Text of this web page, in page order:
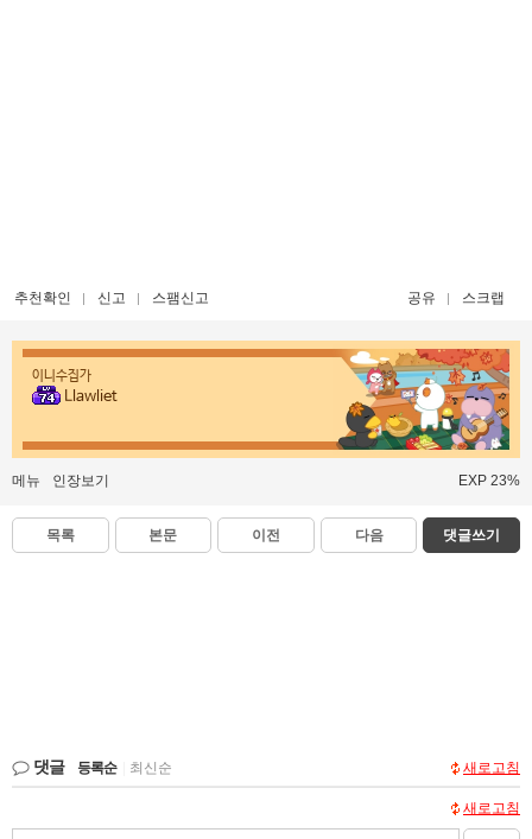
추천확인 신고 스팸신고 공유 스크랩
이니수집가
Llawliet
메뉴 인장보기 EXP 23%
목록 본문 이전 다음 댓글쓰기
댓글 등록순 최신순 새로고침
새로고침